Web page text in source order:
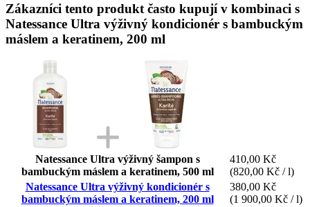
Zákazníci tento produkt často kupují v kombinaci s
Natessance Ultra výživný kondicionér s bambuckým
máslem a keratinem, 200 ml
Natessance Ultra výživný šampon s
bambuckým máslem a keratinem, 500 ml
410,00 Kč
(820,00 Kč / l)
Natessance Ultra výživný kondicionér s
bambuckým máslem a keratinem, 200 ml
380,00 Kč
(1 900,00 Kč / l)